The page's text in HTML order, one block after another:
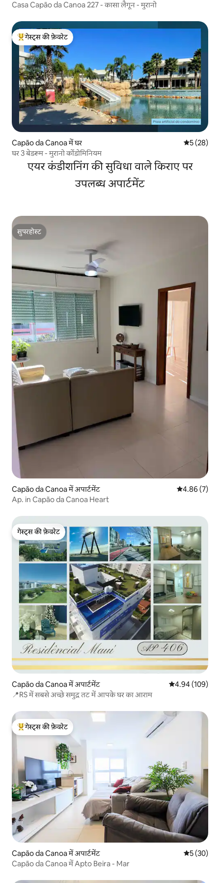
Casa Capão da Canoa 227 - कासा लैगून - मुरानो
गेस्ट्स का टॉप फ़ेवरेट
गेस्ट्स की फ़ेवरेट
Capão da Canoa में घर औसत रेटिंग
5 (28)
घर 3 बेडरूम - मुरानो कोंडोमिनियम
एयर कंडीशनिंग की सुविधा वाले किराए पर
उपलब्ध अपार्टमेंट
सुपरहोस्ट
सुपरहोस्ट
Capão da Canoa में अपार्टमेंट औसत रेटिंग 5 में
4.86 (7)
Ap. in Capão da Canoa Heart
गेस्ट्स की फ़ेवरेट
गेस्ट्स की फ़ेवरेट
Capão da Canoa में अपार्टमेंट औसत रेटिंग 5 में से
4.94 (109)
📍RS में सबसे अच्छे समुद्र तट में आपके घर का आराम
गेस्ट्स का टॉप फ़ेवरेट
गेस्ट्स की फ़ेवरेट
Capão da Canoa में अपार्टमेंट औसत रेटिंग
5 (30)
Capão da Canoa में Apto Beira - Mar